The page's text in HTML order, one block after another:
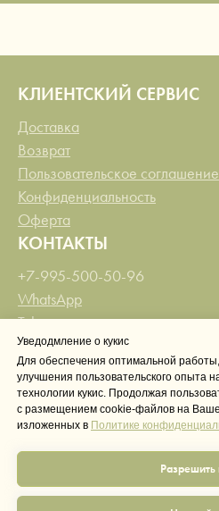
Уведодмление о кукис
Для обеспечения оптимальной
улучшения пользовательского опыта
технологии кукис. Продолжая
с размещением cookie-файлов на
изложенных в Политике
Разрешить
КЛИЕНТСКИЙ СЕРВИС
Доставка
Возврат
Пользовательское соглашение
Конфиденциальность
Оферта
КОНТАКТЫ
+7-995-500-50-96
WhatsApp
Telegram
info@pour-pour.ru
СОЦИАЛЬНЫЕ СЕТИ
Телеграм канал
Нельзяграм
VK